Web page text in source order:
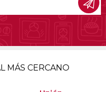
MÁS CERCANO